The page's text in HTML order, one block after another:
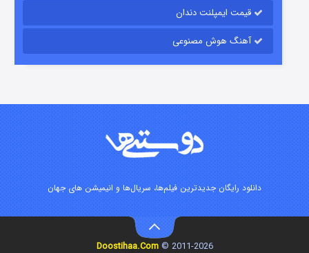
قسمت۲ (دوبله) منتشر شد
قیمت ایمپلنت دندان
آهنگ هوش مصنوعی
دانلود رایگان جدیدترین فیلم‌ها، سریال‌ها و انیمیشن های جهان
2011-2026 ©
Doostihaa.Com